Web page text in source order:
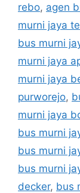
rebo, agen
murni jaya
bus murni
murni jaya
murni jaya
purworejo,
murni jaya
bus murni
bus murni
bus murni
decker, bus